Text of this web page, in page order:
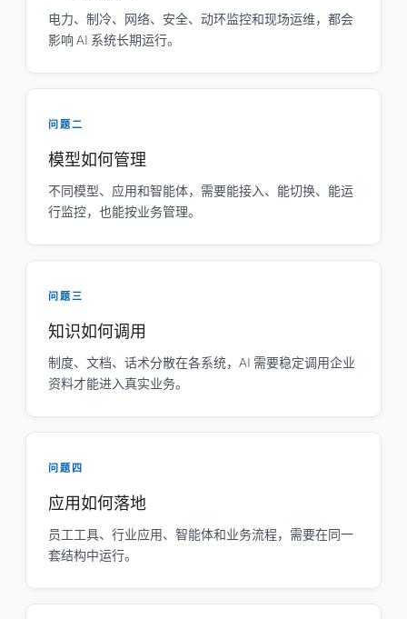
电力、制冷、网络、安全、动环监控和现场运维，都会
影响 AI 系统长期运行。
问题二
模型如何管理
不同模型、应用和智能体，需要能接入、能切换、能运
行监控，也能按业务管理。
问题三
知识如何调用
制度、文档、话术分散在各系统，AI 需要稳定调用企业
资料才能进入真实业务。
问题四
应用如何落地
员工工具、行业应用、智能体和业务流程，需要在同一
套结构中运行。